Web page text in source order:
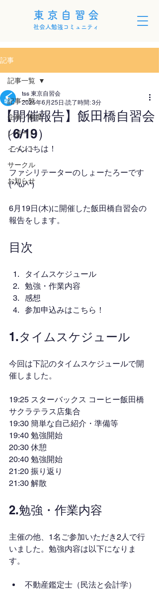
東京自習会
社会人勉強コミュニティ
記事
記事一覧
企画・制度
レポート
イベント
サークル
お知らせ
記事一覧
【開催報告】飯田橋自習会
（6/19）
tss 東京自習会
2025年6月25日 読了時間: 3分
こんにちは！
ファシリテーターのしょーたろーです
(*^ω^*)
6月19日(木)に開催した飯田橋自習会の
報告をします。
目次
タイムスケジュール
勉強・作業内容
感想
参加申込みはこちら！
1.タイムスケジュール
今回は下記のタイムスケジュールで開
催しました。
19:25 スターバックス コーヒー飯田橋
サクラテラス店集合
19:30 簡単な自己紹介・準備等
19:40 勉強開始
20:30 休憩
20:40 勉強開始
21:20 振り返り
21:30 解散
2.勉強・作業内容
主催の他、1名ご参加いただき2人で行
いました。勉強内容は以下になりま
す。
不動産鑑定士（民法と会計学）